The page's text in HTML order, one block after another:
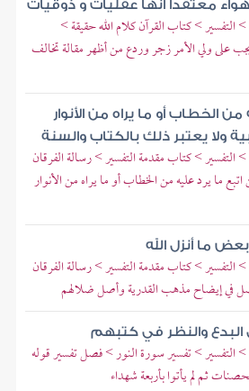
معتقدا أنها عقليات و ذوقيات
التفسير > كتاب القرآن كلام الله حقيقة >
على ولي الأمر زجر وردع من أظهر مقالة تخالف
من الخطاب أو ما يراه من الأنوار
ولا يعتبر ذلك بالكتاب والسنة
التفسير > كتاب مقدمة التفسير > رسالة الفرقان
ما يرد عليه من الخطاب أو ما يراه من الأنوار
ما أنزل الله
التفسير > كتاب مقدمة التفسير > رسالة الفرقان
في إيضاح مذهب القدرية وأصل ضلالهم
والنظر في كتبهم
> التفسير > تفسير سورة النور > فصل تفسير قوله
ثم لم يأتوا بأربعة شهداء